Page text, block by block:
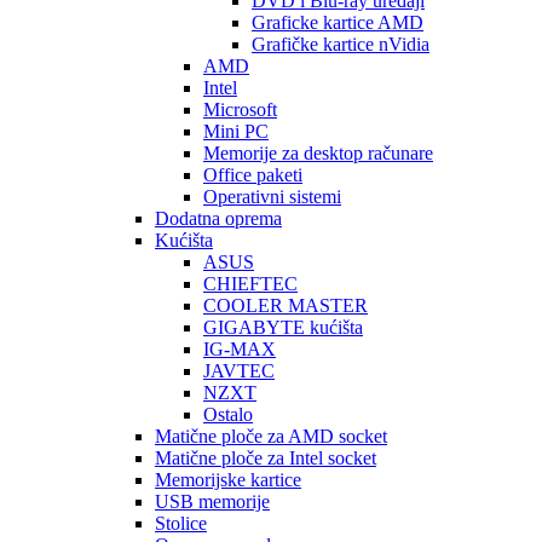
Graficke kartice AMD
Grafičke kartice nVidia
AMD
Intel
Microsoft
Mini PC
Memorije za desktop računare
Office paketi
Operativni sistemi
Dodatna oprema
Kućišta
ASUS
CHIEFTEC
COOLER MASTER
GIGABYTE kućišta
IG-MAX
JAVTEC
NZXT
Ostalo
Matične ploče za AMD socket
Matične ploče za Intel socket
Memorijske kartice
USB memorije
Stolice